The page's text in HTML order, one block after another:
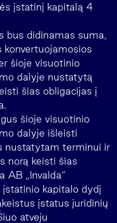
įstatinį kapitalą 4
bus didinamas suma,
konvertuojamosios
šioje visuotinio
dalyje nustatytą
šias obligacijas į
šioje visuotinio
dalyje išleisti
nustatytam terminui ir
norą keisti šias
AB „Invalda”
kapitalo dydį
įstatus juridinių
atveju